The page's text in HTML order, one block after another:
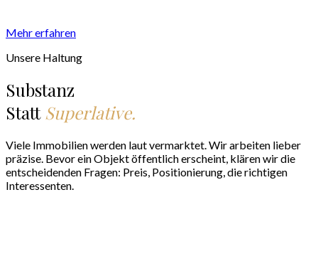
Mehr erfahren
Unsere Haltung
Substanz
Statt Superlative.
Viele Immobilien werden laut vermarktet. Wir arbeiten lieber
präzise. Bevor ein Objekt öffentlich erscheint, klären wir die
entscheidenden Fragen: Preis, Positionierung, die richtigen
Interessenten.